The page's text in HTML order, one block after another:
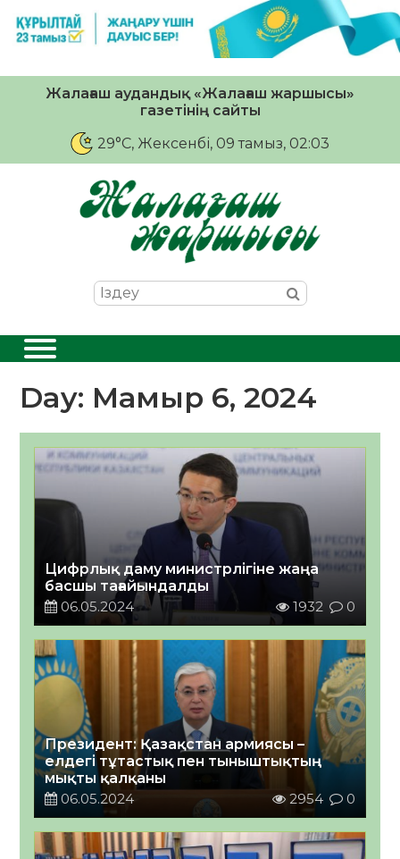
Жалағаш аудандық «Жалағаш жаршысы»
газетінің сайты
29°C, Жексенбі, 09 тамыз, 02:03
Day: Мамыр 6, 2024
Цифрлық даму министрлігіне жаңа
басшы тағайындалды
06.05.2024
1932 0
Президент: Қазақстан армиясы –
елдегі тұтастық пен тыныштықтың
мықты қалқаны
06.05.2024
2954 0